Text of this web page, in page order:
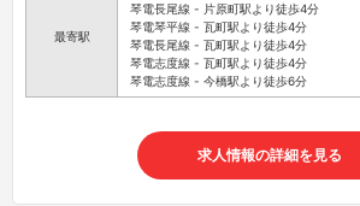
最寄駅
琴電長尾線 - 片原町駅より徒歩4分
琴電琴平線 - 瓦町駅より徒歩4分
琴電長尾線 - 瓦町駅より徒歩4分
琴電志度線 - 瓦町駅より徒歩4分
琴電志度線 - 今橋駅より徒歩6分
求人情報の詳細を見る